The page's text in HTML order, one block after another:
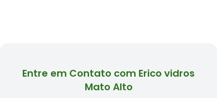
Entre em Contato com Erico vidros
Mato Alto